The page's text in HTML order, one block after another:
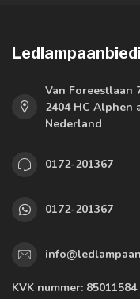
Van Foreestlaan
2404 HC Alphen
Nederland
0172-201367
0172-201367
KVK nummer: 85011584